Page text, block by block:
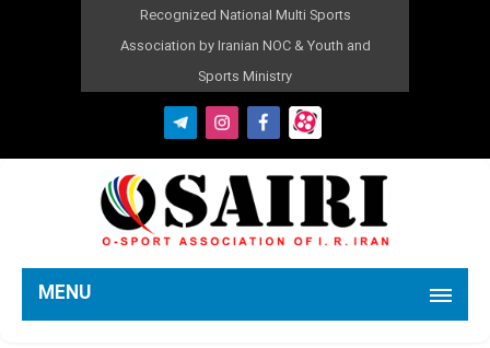
Recognized National Multi Sports
Association by Iranian NOC & Youth and
Sports Ministry
MENU